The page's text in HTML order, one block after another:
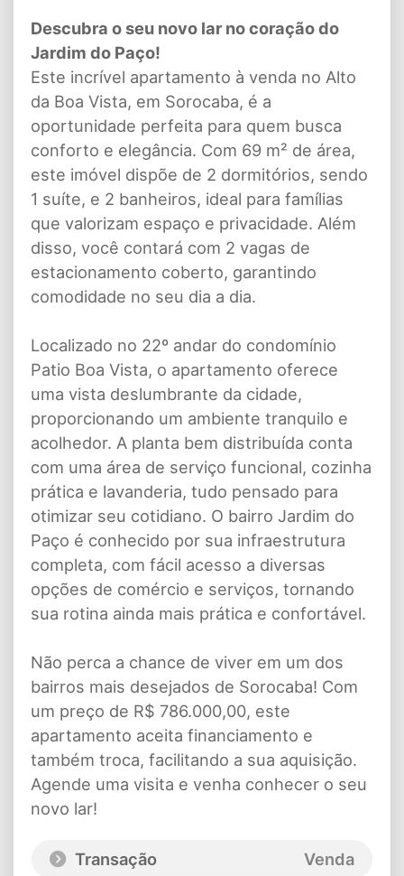
Descubra o seu novo lar no coração do
Jardim do Paço!
Este incrível apartamento à venda no Alto
da Boa Vista, em Sorocaba, é a
oportunidade perfeita para quem busca
conforto e elegância. Com 69 m² de área,
este imóvel dispõe de 2 dormitórios, sendo
1 suíte, e 2 banheiros, ideal para famílias
que valorizam espaço e privacidade. Além
disso, você contará com 2 vagas de
estacionamento coberto, garantindo
comodidade no seu dia a dia.
Localizado no 22º andar do condomínio
Patio Boa Vista, o apartamento oferece
uma vista deslumbrante da cidade,
proporcionando um ambiente tranquilo e
acolhedor. A planta bem distribuída conta
com uma área de serviço funcional, cozinha
prática e lavanderia, tudo pensado para
otimizar seu cotidiano. O bairro Jardim do
Paço é conhecido por sua infraestrutura
completa, com fácil acesso a diversas
opções de comércio e serviços, tornando
sua rotina ainda mais prática e confortável.
Não perca a chance de viver em um dos
bairros mais desejados de Sorocaba! Com
um preço de R$ 786.000,00, este
apartamento aceita financiamento e
também troca, facilitando a sua aquisição.
Agende uma visita e venha conhecer o seu
novo lar!
Transação
Venda